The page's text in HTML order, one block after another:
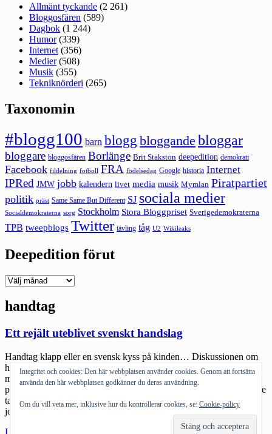
Allmänt tyckande (2 261)
Bloggosfären (589)
Dagbok (1 244)
Humor(339)
Internet (356)
Medier(508)
Musik (355)
Tekniknörderi (265)
Taxonomin
#blogg100 barn blogg bloggande bloggar
bloggare bloggosfären Borlänge Brit Stakston deepedition demokrati
Facebook fildelning fotboll FRA födelsedag Google historia Internet
IPRed JMW jobb kalendern livet media musik Mymlan Piratpartiet
politik präst Same Same But Different SJ sociala medier
Socialdemokraterna sorg Stockholm Stora Bloggpriset Sverigedemokraterna
TPB tweepblogs Twitter tävling tåg U2 Wikileaks
Deepedition förut
Deepedition
handtag
Ett rejält uteblivet svenskt handslag
Handtag klapp eller en svensk kyss på kinden… Diskussionen om
handslaget som uteblev (rubriken i princip snodd av KIT) är inte
märklig utan snarare väldigt belysande. I grunden: Yasri Khan är
politiker, han kandiderade till Miljöpartiets partistyrelse, han vägrade
ta en kvinna (Ann Tiberg, van journalist som valde att göra ett bra
journalistiskt jobb utan […]
Läs mer
Integritet och cookies: Den här webbplatsen använder cookies. Genom att fortsätta
använda den här webbplatsen godkänner du deras användning.
Om du vill veta mer, inklusive hur du kontrollerar cookies, se: Cookie-policy